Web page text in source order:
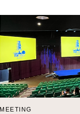
MEETING